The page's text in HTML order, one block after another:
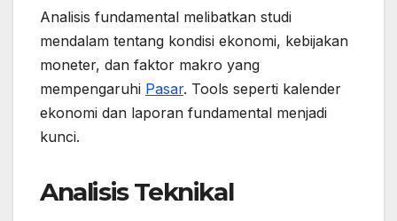
Analisis fundamental melibatkan studi
mendalam tentang kondisi ekonomi, kebijakan
moneter, dan faktor makro yang
mempengaruhi Pasar. Tools seperti kalender
ekonomi dan laporan fundamental menjadi
kunci.
Analisis Teknikal